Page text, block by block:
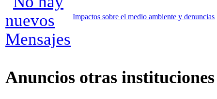
Impactos sobre el medio ambiente y denuncias
Anuncios otras instituciones